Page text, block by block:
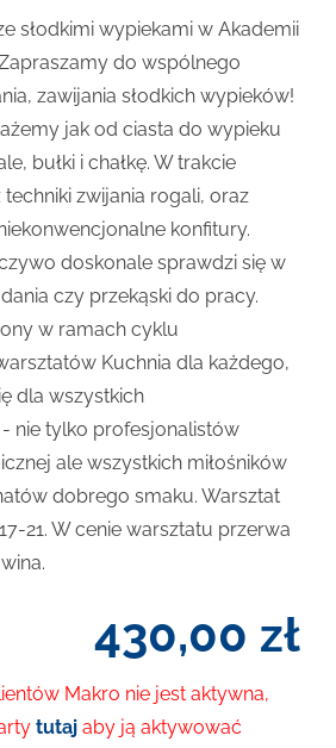
430,00 zł
Makro nie jest aktywna,
tutaj aby ją aktywować
słodkimi wypiekami w Akademii
do wspólnego
zawijania słodkich wypieków!
jak od ciasta do wypieku
bułki i chałkę. W trakcie
zwijania rogali, oraz
konfitury.
doskonale sprawdzi się w
czy przekąski do pracy.
w ramach cyklu
Kuchnia dla każdego,
dla wszystkich
nie tylko profesjonalistów
ale wszystkich miłośników
dobrego smaku. Warsztat
21. W cenie warsztatu przerwa